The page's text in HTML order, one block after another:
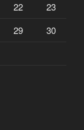
22
23
29
30